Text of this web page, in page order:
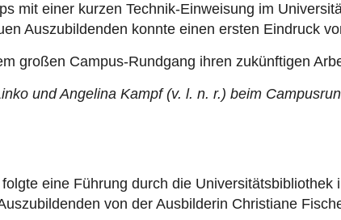
mit einer kurzen Technik-Einweisung im
Auszubildenden konnte einen ersten Eindruck
großen Campus-Rundgang ihren zukünftigen
und Angelina Kampf (v. l. n. r.) beim
eine Führung durch die
von der Ausbilderin Christiane